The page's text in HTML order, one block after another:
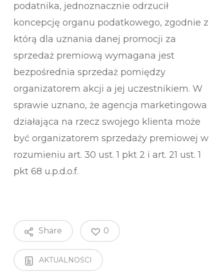
podatnika, jednoznacznie odrzucił
koncepcję organu podatkowego, zgodnie z
którą dla uznania danej promocji za
sprzedaż premiową wymagana jest
bezpośrednia sprzedaż pomiędzy
organizatorem akcji a jej uczestnikiem. W
sprawie uznano, że agencja marketingowa
działająca na rzecz swojego klienta może
być organizatorem sprzedaży premiowej w
rozumieniu art. 30 ust. 1 pkt 2 i art. 21 ust. 1
pkt 68 u.p.d.o.f.
Share 0
AKTUALNOŚCI